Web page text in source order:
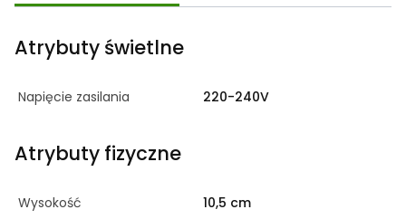
Atrybuty świetlne
Napięcie zasilania 220-240V
Atrybuty fizyczne
Wysokość
10,5 cm